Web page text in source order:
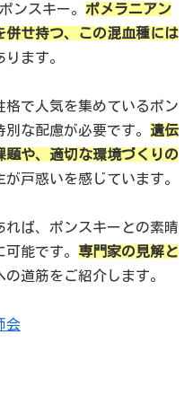
ンスキー。 ポメラニアン
併せ持つ、この混血種には
ります。
で人気を集めているポン
な配慮が必要です。 遺伝
や、適切な環境づくりの
戸惑いを感じています。
れば、ポンスキーとの素晴
能です。 専門家の見解と
道筋をご紹介します。
会